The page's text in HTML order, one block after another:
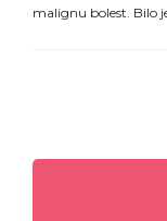
malignu bolest. Bilo